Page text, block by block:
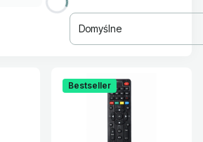
Domyślne
Bestseller